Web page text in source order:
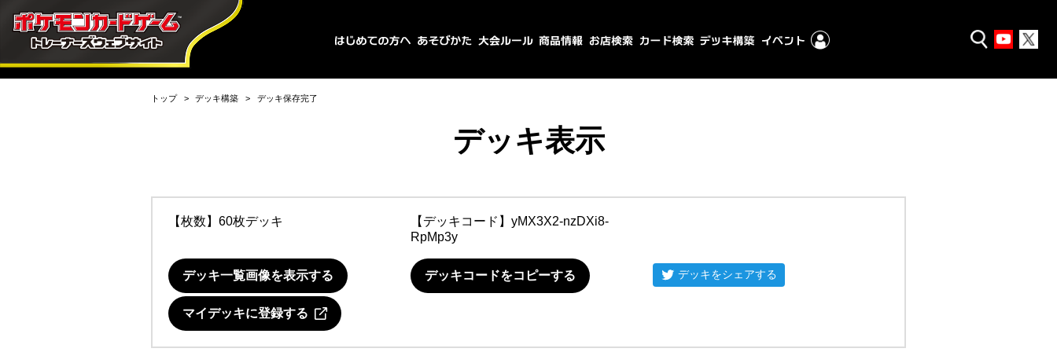
トップ デッキ構築 デッキ保存完了
デッキ表示
【枚数】60枚デッキ 【デッキコード】 yMX3X2-nzDXi8-
RpMp3y
デッキ一覧画像を表示する デッキコードをコピーする デッキをシェアする
マイデッキに登録する